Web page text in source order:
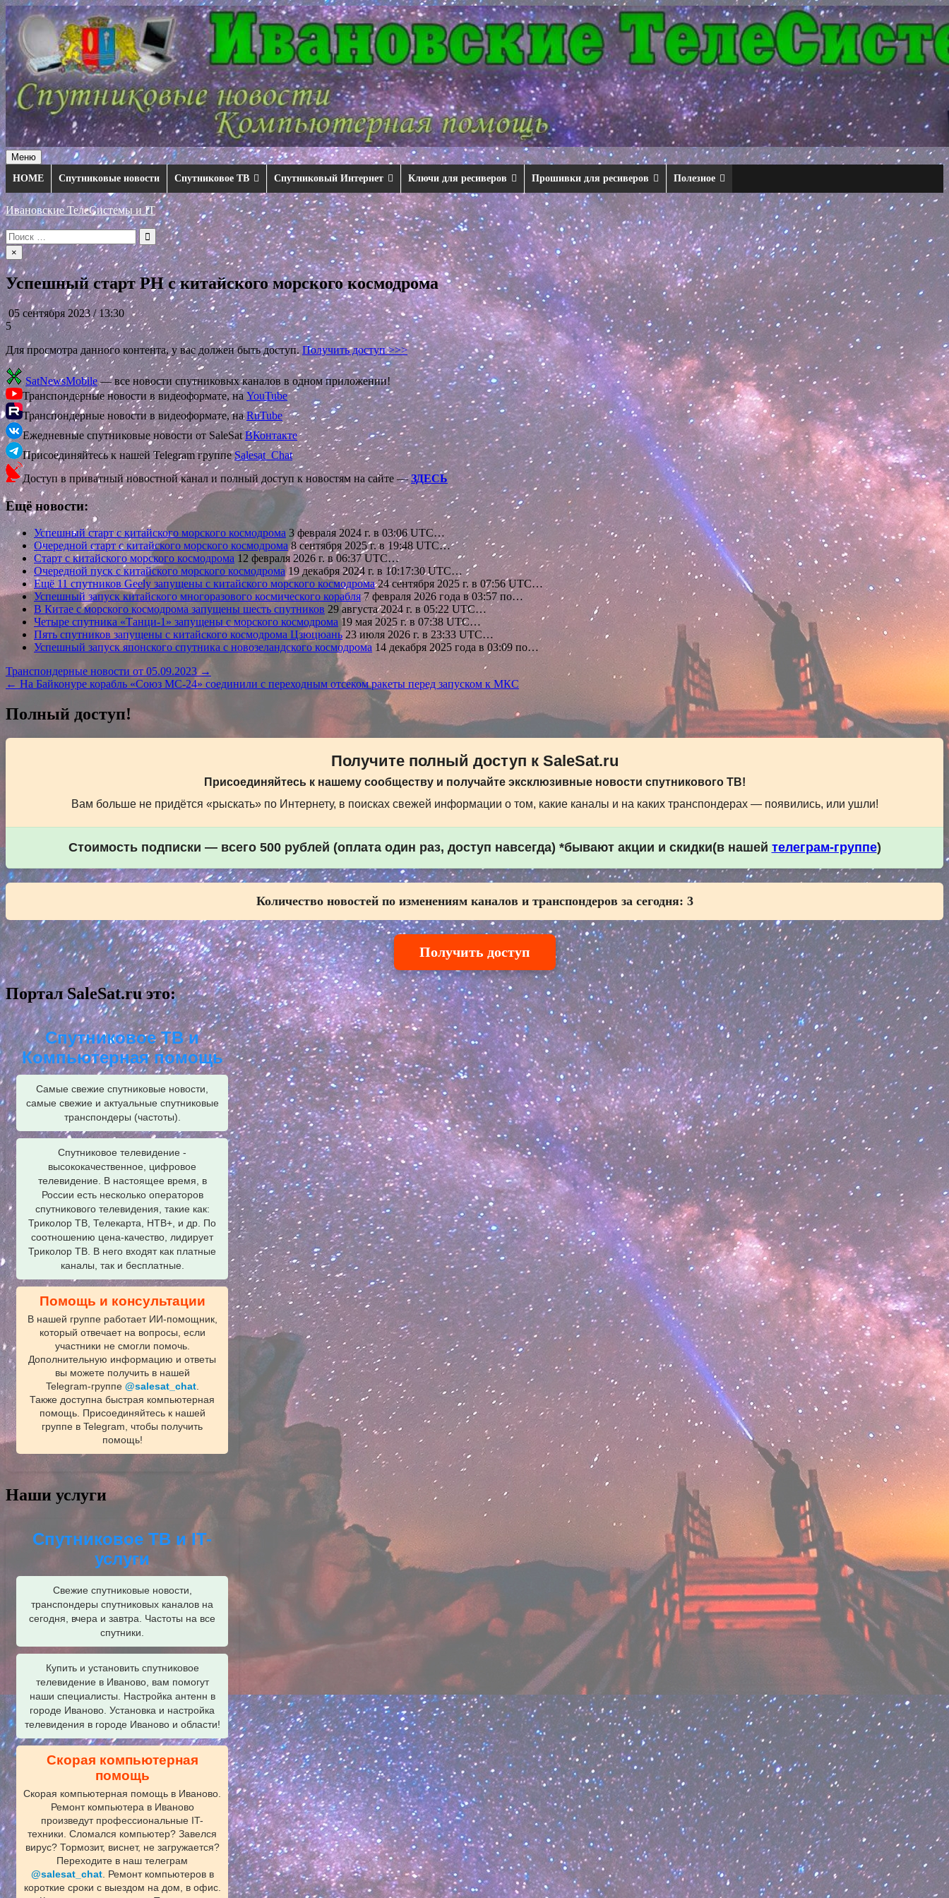
Перейти
к
содержимому
Меню
HOME
Спутниковые новости Спутниковое ТВ Спутниковый Интернет Ключи для ресиверов Прошивки для ресиверов Полезное
Ивановские ТелеСистемы и IT
Искать:
×
Успешный старт РН с китайского морского космодрома
05 сентября 2023 / 13:30
5
Для просмотра данного контента, у вас должен быть доступ.Получить доступ >>>
SatNewsMobile— все новости спутниковых каналов в одном приложении!
Транспондерные новости в видеоформате, на YouTube
Транспондерные новости в видеоформате, наRuTube
Ежедневные спутниковые новости от SaleSatВКонтакте
Присоединяйтесь к нашей Telegram группеSalesat_Chat
Доступ в приватный новостной канал и полный доступ к новостям на сайте —ЗДЕСЬ
Ещё новости:
Успешный старт с китайского морского космодрома 3 февраля 2024 г. в 03:06 UTC…
Очередной старт с китайского морского космодрома8 сентября 2025 г. в 19:48 UTC…
Старт с китайского морского космодрома 12 февраля 2026 г. в 06:37 UTC…
Очередной пуск с китайского морского космодрома19 декабря 2024 г. в 10:17:30 UTC…
Ещё 11 спутников Geely запущены с китайского морского космодрома24 сентября 2025 г. в 07:56 UTC…
Успешный запуск китайского многоразового космического корабля7 февраля 2026 года в 03:57 по…
В Китае с морского космодрома запущены шесть спутников 29 августа 2024 г. в 05:22 UTC…
Четыре спутника «Танци-1» запущены с морского космодрома 19 мая 2025 г. в 07:38 UTC…
Пять спутников запущены с китайского космодрома Цзюцюань 23 июля 2026 г. в 23:33 UTC…
Успешный запуск японского спутника с новозеландского космодрома 14 декабря 2025 года в 03:09 по…
Навигация
по
записям
Транспондерные новости от 05.09.2023 →
← На Байконуре корабль «Союз МС-24» соединили с переходным отсеком ракеты перед запуском к МКС
Полный доступ!
Получите полный доступ к SaleSat.ru
Присоединяйтесь к нашему сообществу и получайте эксклюзивные новости спутникового ТВ!
Вам больше не придётся «рыскать» по Интернету, в поисках свежей информации о том, какие каналы и на каких транспондерах — появились, или ушли!
Стоимость подписки — всего 500 рублей (оплата один раз, доступ навсегда) *бывают акции и скидки(в нашей телеграм-группе)
Количество новостей по изменениям каналов и транспондеров за сегодня: 3
Получить доступ
Портал SaleSat.ru это:
Спутниковое ТВ и
Компьютерная помощь
Самые свежие спутниковые новости,
самые свежие и актуальные спутниковые
транспондеры (частоты).
Спутниковое телевидение -
высококачественное, цифровое
телевидение. В настоящее время, в
России есть несколько операторов
спутникового телевидения, такие как:
Триколор ТВ, Телекарта, НТВ+, и др. По
соотношению цена-качество, лидирует
Триколор ТВ. В него входят как платные
каналы, так и бесплатные.
Помощь и консультации
В нашей группе работает ИИ‑помощник,
который отвечает на вопросы, если
участники не смогли помочь.
Дополнительную информацию и ответы
вы можете получить в нашей
Telegram‑группе @salesat_chat.
Также доступна быстрая компьютерная
помощь. Присоединяйтесь к нашей
группе в Telegram, чтобы получить
помощь!
Наши услуги
Спутниковое ТВ и IT-
услуги
Свежие спутниковые новости,
транспондеры спутниковых каналов на
сегодня, вчера и завтра. Частоты на все
спутники.
Купить и установить спутниковое
телевидение в Иваново, вам помогут
наши специалисты. Настройка антенн в
городе Иваново. Установка и настройка
телевидения в городе Иваново и области!
Скорая компьютерная
помощь
Скорая компьютерная помощь в Иваново.
Ремонт компьютера в Иваново
произведут профессиональные IT-
техники. Сломался компьютер? Завелся
вирус? Тормозит, виснет, не загружается?
Переходите в наш телеграм
@salesat_chat. Ремонт компьютеров в
короткие сроки с выездом на дом, в офис.